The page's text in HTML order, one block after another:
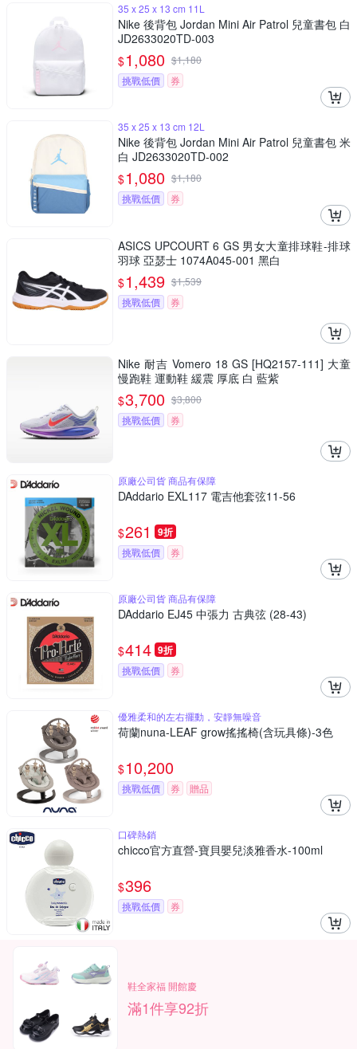
35 x 25 x 13 cm 11L
Nike 後背包 Jordan Mini Air Patrol 兒童書包 白
JD2633020TD-003
$1,080 $1,180
挑戰低價
券
35 x 25 x 13 cm 12L
Nike 後背包 Jordan Mini Air Patrol 兒童書包 米
白 JD2633020TD-002
$1,080 $1,180
挑戰低價
券
ASICS UPCOURT 6 GS 男女大童排球鞋-排球
羽球 亞瑟士 1074A045-001 黑白
$1,439 $1,539
挑戰低價
券
Nike 耐吉 Vomero 18 GS [HQ2157-111] 大童
慢跑鞋 運動鞋 緩震 厚底 白 藍紫
$3,700 $3,800
挑戰低價
券
原廠公司貨 商品有保障
DAddario EXL117 電吉他套弦11-56
$261 9折
挑戰低價 券
原廠公司貨 商品有保障
DAddario EJ45 中張力 古典弦 (28-43)
$414 9折
挑戰低價 券
優雅柔和的左右擺動，安靜無噪音
荷蘭nuna-LEAF grow搖搖椅(含玩具條)-3色
$10,200
挑戰低價 券 贈品
口碑熱銷
chicco官方直營-寶貝嬰兒淡雅香水-100ml
$396
挑戰低價 券
鞋全家福 開館慶
滿1件享92折